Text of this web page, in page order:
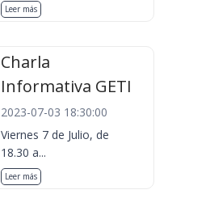
Leer más
Charla
Informativa GETI
2023-07-03 18:30:00
Viernes 7 de Julio, de
18.30 a...
Leer más